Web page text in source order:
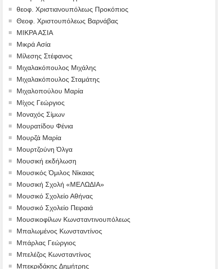
θεοφ. Χριστιανουπόλεως Προκόπιος
Θεοφ. Χριστουπόλεως Βαρνάβας
ΜΙΚΡΑ ΑΣΙΑ
Μικρά Ασία
Μίλεσης Στέφανος
Μιχαλακόπουλος Μιχάλης
Μιχαλακόπουλος Σταμάτης
Μιχαλοπούλου Μαρία
Μίχος Γεώργιος
Μοναχός Σίμων
Μουρατίδου Φένια
Μουρζά Μαρία
Μουρτζούνη Όλγα
Μουσική εκδήλωση
Μουσικός Όμιλος Νίκαιας
Μουσική Σχολή «ΜΕΛΩΔΙΑ»
Μουσικό Σχολείο Αθήνας
Μουσικό Σχολείο Πειραιά
Μουσικοφίλων Κωνσταντινουπόλεως
Μπαλωμένος Κωνσταντίνος
Μπάρλας Γεώργιος
Μπελέζος Κωνσταντίνος
Μπεκριδάκης Δημήτρης